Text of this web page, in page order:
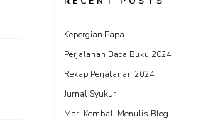
Kepergian Papa
Perjalanan Baca Buku 2024
Rekap Perjalanan 2024
Jurnal Syukur
Mari Kembali Menulis Blog